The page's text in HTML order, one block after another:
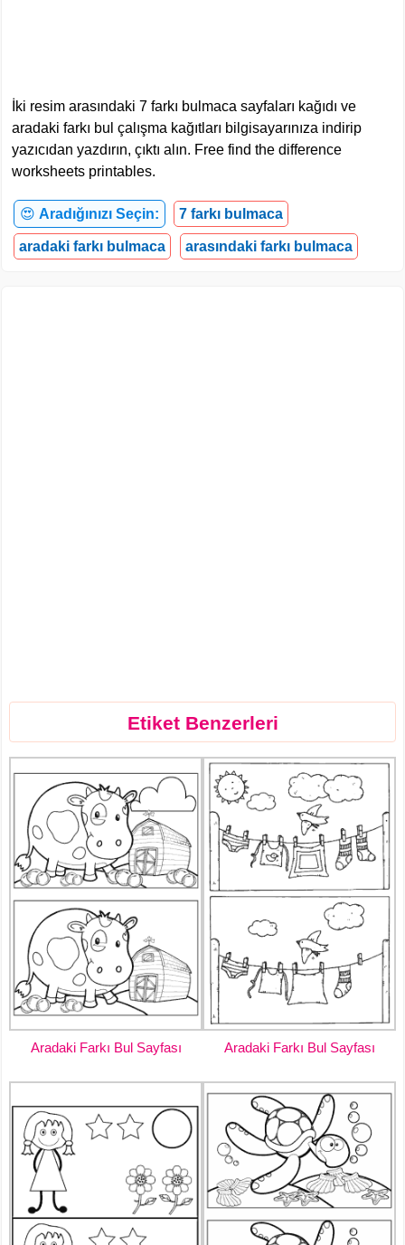
İki resim arasındaki 7 farkı bulmaca sayfaları kağıdı ve
aradaki farkı bul çalışma kağıtları bilgisayarınıza indirip
yazıcıdan yazdırın, çıktı alın. Free find the difference
worksheets printables.
😍 Aradığınızı Seçin: 7 farkı bulmaca
aradaki farkı bulmaca arasındaki farkı bulmaca
Etiket Benzerleri
Aradaki Farkı Bul Sayfası Aradaki Farkı Bul Sayfası